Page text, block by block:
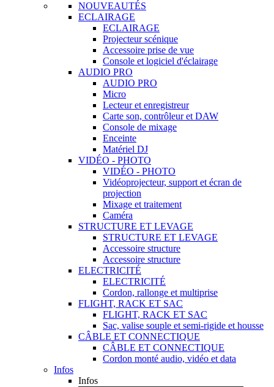
NOUVEAUTÉS
ECLAIRAGE
ECLAIRAGE
Projecteur scénique
Accessoire prise de vue
Console et logiciel d'éclairage
AUDIO PRO
AUDIO PRO
Micro
Lecteur et enregistreur
Carte son, contrôleur et DAW
Console de mixage
Enceinte
Matériel DJ
VIDÉO - PHOTO
VIDÉO - PHOTO
Vidéoprojecteur, support et écran de
projection
Mixage et traitement
Caméra
STRUCTURE ET LEVAGE
STRUCTURE ET LEVAGE
Accessoire structure
Accessoire structure
ELECTRICITÉ
ELECTRICITÉ
Cordon, rallonge et multiprise
FLIGHT, RACK ET SAC
FLIGHT, RACK ET SAC
Sac, valise souple et semi-rigide et housse
CÂBLE ET CONNECTIQUE
CÂBLE ET CONNECTIQUE
Cordon monté audio, vidéo et data
Infos
Infos